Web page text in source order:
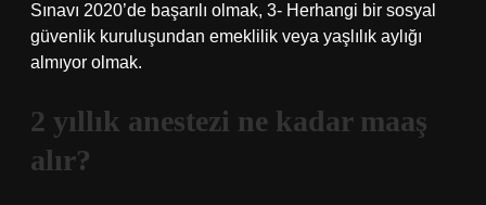
Sınavı 2020’de başarılı olmak, 3- Herhangi bir sosyal
güvenlik kuruluşundan emeklilik veya yaşlılık aylığı
almıyor olmak.
2 yıllık anestezi ne kadar maaş
alır?